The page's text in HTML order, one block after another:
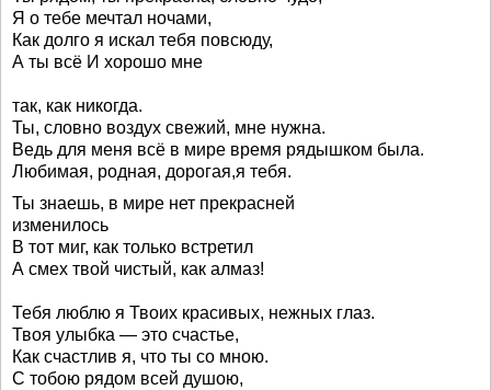
Я о тебе мечтал ночами,
Как долго я искал тебя повсюду,
А ты всё И хорошо мне
так, как никогда.
Ты, словно воздух свежий, мне нужна.
Ведь для меня всё в мире время рядышком была.
Любимая, родная, дорогая,я тебя.
Ты знаешь, в мире нет прекрасней
изменилось
В тот миг, как только встретил
А смех твой чистый, как алмаз!
Тебя люблю я Твоих красивых, нежных глаз.
Твоя улыбка — это счастье,
Как счастлив я, что ты со мною.
С тобою рядом всей душою,